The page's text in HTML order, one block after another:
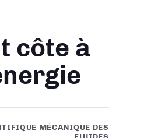
côte à
MÉCANIQUE DES